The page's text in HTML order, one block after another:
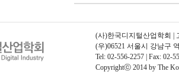
(사)한국디지털산업학회 |
(우)06521 서울시 강남구
Tel: 02-556-2257 | Fax: 02-
Copyrightⓒ 2014 by The